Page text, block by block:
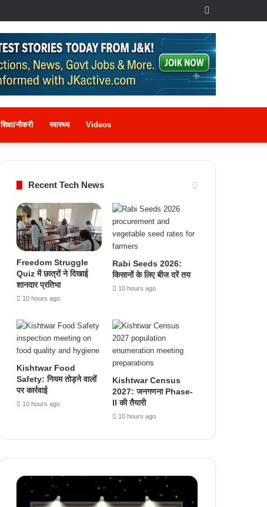
In
शिक्षा/नौकरी स्वास्थ्य Videos
Recent Tech News
Freedom Struggle
Quiz में छात्रों ने दिखाई
शानदार प्रतिभा
10 hours ago
Rabi Seeds 2026:
किसानों के लिए बीज दरें तय
10 hours ago
Kishtwar Food
Safety: नियम तोड़ने वालों
पर कार्रवाई
10 hours ago
Kishtwar Census
2027: जनगणना Phase-
II की तैयारी
10 hours ago